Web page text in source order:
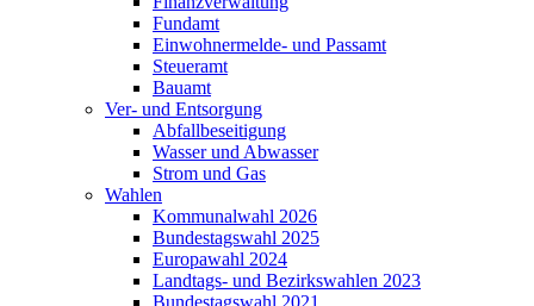
Fundamt
Einwohnermelde- und Passamt
Steueramt
Bauamt
Ver- und Entsorgung
Abfallbeseitigung
Wasser und Abwasser
Strom und Gas
Wahlen
Kommunalwahl 2026
Bundestagswahl 2025
Europawahl 2024
Landtags- und Bezirkswahlen 2023
Bundestagswahl 2021